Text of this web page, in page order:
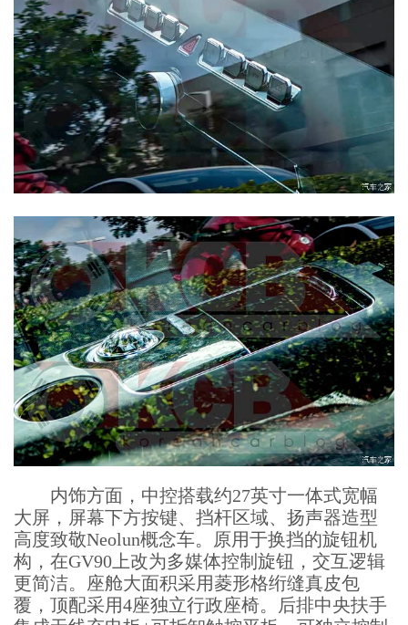
内饰方面，中控搭载约27英寸一体式宽幅
大屏，屏幕下方按键、挡杆区域、扬声器造型
高度致敬Neolun概念车。原用于换挡的旋钮机
构，在GV90上改为多媒体控制旋钮，交互逻辑
更简洁。座舱大面积采用菱形格绗缝真皮包
覆，顶配采用4座独立行政座椅。后排中央扶手